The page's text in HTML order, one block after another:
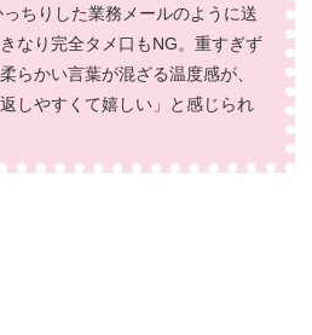
ちりした業務メールのように送
なり完全タメ口もNG。重すぎず
らかい言葉が混ざる温度感が、
しやすくて嬉しい」と感じられ